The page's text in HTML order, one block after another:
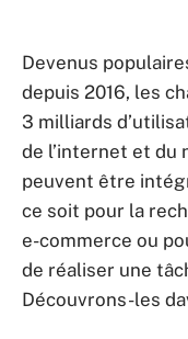
Devenus
depuis 2016, les
3 milliards
de l’internet et du
peuvent être
ce soit pour la
e-commerce ou
de réaliser une
Découvrons-les